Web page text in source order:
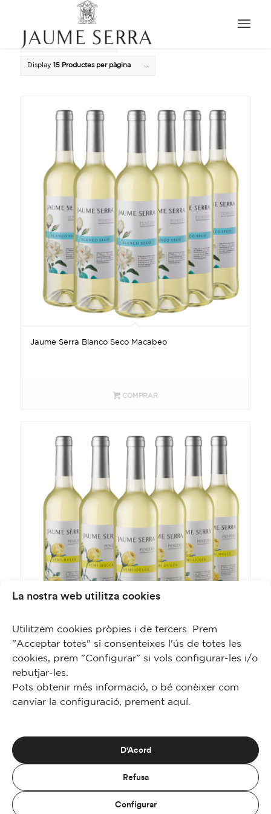
La nostra web utilitza cookies
Utilitzem cookies pròpies i de tercers. Prem
"Acceptar totes" si consenteixes l'ús de totes les
cookies, prem "Configurar" si vols configurar-les i/o
rebutjar-les.
Pots obtenir més informació, o bé conèixer com
canviar la configuració, prement aquí.
D'Acord
Refusa
Configurar
Ordenar per Default
Display 15 Productes per pàgina
Jaume Serra Blanco Seco Macabeo
COMPRAR
Jaume Serra Blanco Semi Dulce
© 2019 - Bodegas Jaume Serra S.L. / Todos los derechos reservados